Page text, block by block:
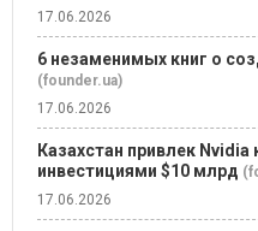
17.06.2026
6 незаменимых книг о
(founder.ua)
17.06.2026
Казахстан привлек
инвестициями $10 млрд
17.06.2026